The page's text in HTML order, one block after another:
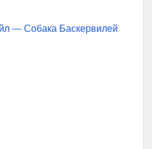
— Собака Баскервилей